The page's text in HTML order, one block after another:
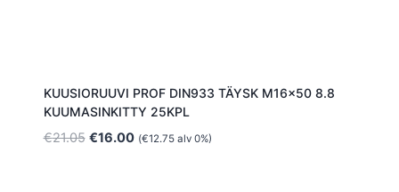
KUUSIORUUVI PROF DIN933 TÄYSK M16x50 8.8
KUUMASINKITTY 25KPL
€21.05 Alkuperäinen
€16.00Nykyinen
(€12.75alv 0%)